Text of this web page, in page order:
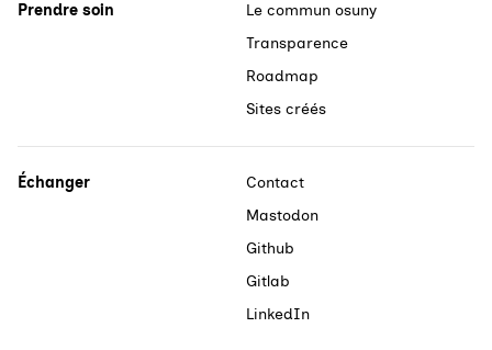
Prendre soin
Le commun osuny
Transparence
Roadmap
Sites créés
Échanger
Contact
Mastodon
Github
Gitlab
LinkedIn